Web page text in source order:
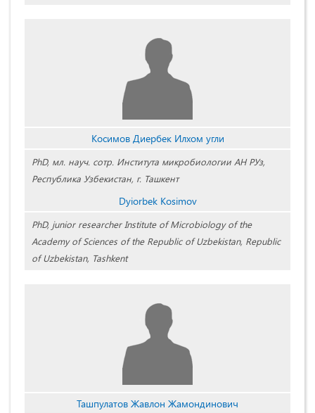
Косимов Диербек Илхом угли
PhD, мл. науч. сотр. Института микробиологии АН РУз,
Республика Узбекистан, г. Ташкент
Dyiorbek Kosimov
PhD, junior researcher Institute of Microbiology of the
Academy of Sciences of the Republic of Uzbekistan, Republic
of Uzbekistan, Tashkent
Ташпулатов Жавлон Жамондинович